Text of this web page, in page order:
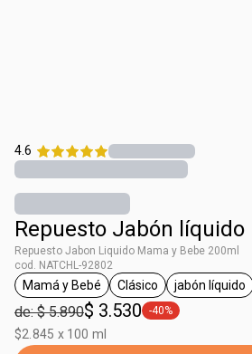
4.6
Repuesto Jabón líquido
Repuesto Jabon Liquido Mama y Bebe 200ml
cod. NATCHL-92802
general.tag Mamá y Bebé
Mamá y Bebé
general.tag Clásico
Clásico jabón líquido
de: $ 5.890$ 3.530 general.tag -40%
-40%
$2.845 x 100 ml